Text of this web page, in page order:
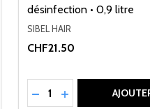
désinfection • 0,9 litre
SIBEL HAIR
CHF21.50
Quantité:
RÉDUIRE LAAUGMENTER LA